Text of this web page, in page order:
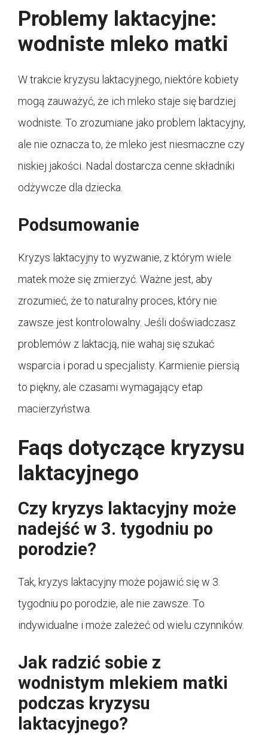
Problemy laktacyjne:
wodniste mleko matki
W trakcie kryzysu laktacyjnego, niektóre kobiety
mogą zauważyć, że ich mleko staje się bardziej
wodniste. To zrozumiane jako problem laktacyjny,
ale nie oznacza to, że mleko jest niesmaczne czy
niskiej jakości. Nadal dostarcza cenne składniki
odżywcze dla dziecka.
Podsumowanie
Kryzys laktacyjny to wyzwanie, z którym wiele
matek może się zmierzyć. Ważne jest, aby
zrozumieć, że to naturalny proces, który nie
zawsze jest kontrolowalny. Jeśli doświadczasz
problemów z laktacją, nie wahaj się szukać
wsparcia i porad u specjalisty. Karmienie piersią
to piękny, ale czasami wymagający etap
macierzyństwa.
Faqs dotyczące kryzysu
laktacyjnego
Czy kryzys laktacyjny może
nadejść w 3. tygodniu po
porodzie?
Tak, kryzys laktacyjny może pojawić się w 3.
tygodniu po porodzie, ale nie zawsze. To
indywidualne i może zależeć od wielu czynników.
Jak radzić sobie z
wodnistym mlekiem matki
podczas kryzysu
laktacyjnego?